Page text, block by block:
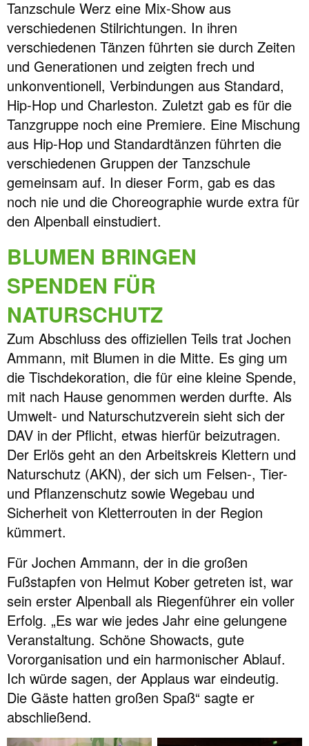
Tanzschule Werz eine Mix-Show aus
verschiedenen Stilrichtungen. In ihren
verschiedenen Tänzen führten sie durch Zeiten
und Generationen und zeigten frech und
unkonventionell, Verbindungen aus Standard,
Hip-Hop und Charleston. Zuletzt gab es für die
Tanzgruppe noch eine Premiere. Eine Mischung
aus Hip-Hop und Standardtänzen führten die
verschiedenen Gruppen der Tanzschule
gemeinsam auf. In dieser Form, gab es das
noch nie und die Choreographie wurde extra für
den Alpenball einstudiert.
BLUMEN BRINGEN
SPENDEN FÜR
NATURSCHUTZ
Zum Abschluss des offiziellen Teils trat Jochen
Ammann, mit Blumen in die Mitte. Es ging um
die Tischdekoration, die für eine kleine Spende,
mit nach Hause genommen werden durfte. Als
Umwelt- und Naturschutzverein sieht sich der
DAV in der Pflicht, etwas hierfür beizutragen.
Der Erlös geht an den Arbeitskreis Klettern und
Naturschutz (AKN), der sich um Felsen-, Tier-
und Pflanzenschutz sowie Wegebau und
Sicherheit von Kletterrouten in der Region
kümmert.
Für Jochen Ammann, der in die großen
Fußstapfen von Helmut Kober getreten ist, war
sein erster Alpenball als Riegenführer ein voller
Erfolg. „Es war wie jedes Jahr eine gelungene
Veranstaltung. Schöne Showacts, gute
Vororganisation und ein harmonischer Ablauf.
Ich würde sagen, der Applaus war eindeutig.
Die Gäste hatten großen Spaß“ sagte er
abschließend.